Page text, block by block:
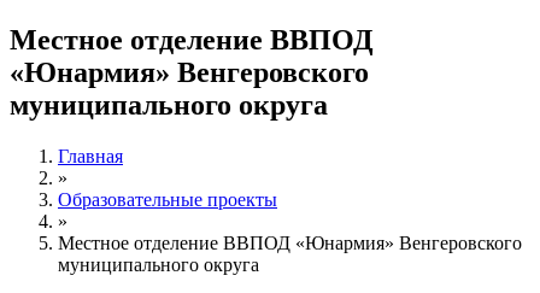
Местное отделение ВВПОД
«Юнармия» Венгеровского
муниципального округа
Главная
»
Образовательные проекты
»
Местное отделение ВВПОД «Юнармия» Венгеровского
муниципального округа